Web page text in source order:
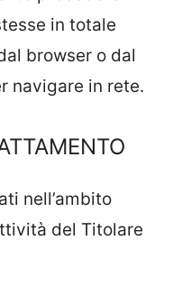
in totale
browser o dal
navigare in rete.
nell’ambito
del Titolare